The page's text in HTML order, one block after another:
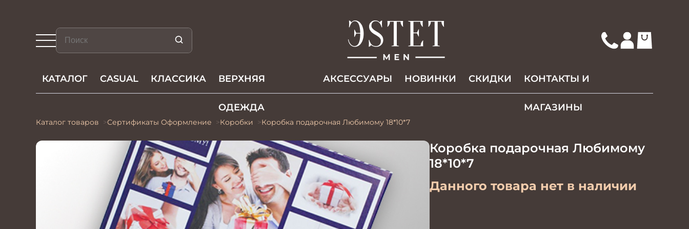
КАТАЛОГ CASUAL КЛАССИКА ВЕРХНЯЯ
ОДЕЖДА
АКCЕССУАРЫ НОВИНКИ СКИДКИ КОНТАКТЫ И
МАГАЗИНЫ
Каталог товаров Сертификаты Оформление Коробки Коробка подарочная Любимому 18*10*7
Коробка подарочная Любимому
18*10*7
Данного товара нет в наличии